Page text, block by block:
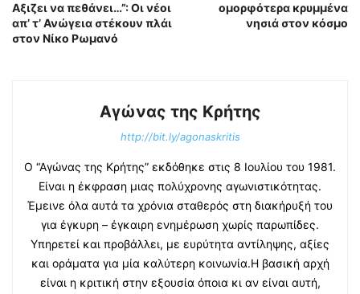
Αξιζει να πεθάνει…”: Οι νέοι
απ’ τ’ Ανώγεια στέκουν πλάι
στον Νίκο Ρωμανό
ομορφότερα κρυμμένα
νησιά στον κόσμο
Αγώνας της Κρήτης
http://bit.ly/agonaskritis
Ο “Αγώνας της Κρήτης” εκδόθηκε στις 8 Ιουλίου του 1981.
Είναι η έκφραση μιας πολύχρονης αγωνιστικότητας.
Έμεινε όλα αυτά τα χρόνια σταθερός στη διακήρυξή του
για έγκυρη – έγκαιρη ενημέρωση χωρίς παρωπίδες.
Υπηρετεί και προβάλλει, με ευρύτητα αντίληψης, αξίες
και οράματα για μία καλύτερη κοινωνία.Η βασική αρχή
είναι η κριτική στην εξουσία όποια κι αν είναι αυτή,